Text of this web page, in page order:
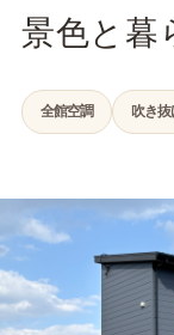
景色と暮
全館空調 吹き抜